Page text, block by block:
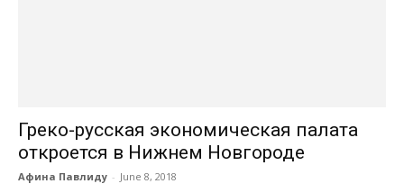
Греко-русская экономическая палата
откроется в Нижнем Новгороде
Афина Павлиду - June 8, 2018